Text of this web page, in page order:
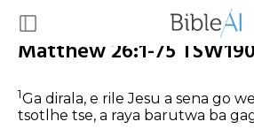
Matthew 26:1-75
1Ga dirala, e rile Jesu a sena go
tsotlhe tse, a raya barutwa ba